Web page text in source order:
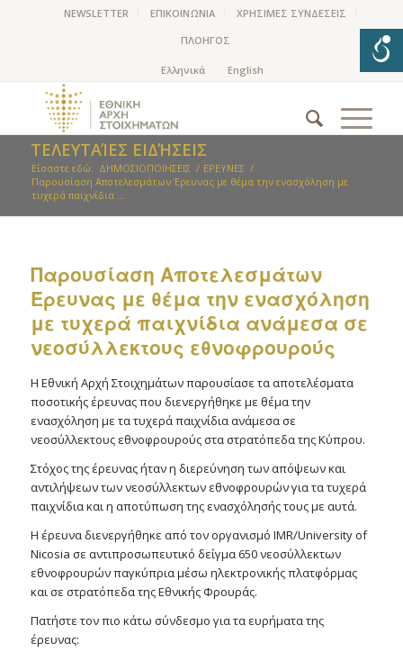
NEWSLETTER ΕΠΙΚΟΙΝΩΝΙΑ
ΧΡΗΣΙΜΕΣ ΣΥΝΔΕΣΕΙΣ
ΠΛΟΗΓΟΣ
ΤΕΛΕΥΤΑΊΕΣ ΕΙΔΉΣΕΙΣ
Είσαστε εδώ: ΔΗΜΟΣΙΟΠΟΙΗΣΕΙΣ / ΕΡΕΥΝΕΣ /
Παρουσίαση Αποτελεσμάτων Έρευνας με θέμα την ενασχόληση με
τυχερά παιχνίδια ...
Παρουσίαση Αποτελεσμάτων
Έρευνας με θέμα την ενασχόληση
με τυχερά παιχνίδια ανάμεσα σε
νεοσύλλεκτους εθνοφρουρούς
Η Εθνική Αρχή Στοιχημάτων παρουσίασε τα αποτελέσματα
ποσοτικής έρευνας που διενεργήθηκε με θέμα την
ενασχόληση με τα τυχερά παιχνίδια ανάμεσα σε
νεοσύλλεκτους εθνοφρουρούς στα στρατόπεδα της Κύπρου.
Στόχος της έρευνας ήταν η διερεύνηση των απόψεων και
αντιλήψεων των νεοσύλλεκτων εθνοφρουρών για τα τυχερά
παιχνίδια και η αποτύπωση της ενασχόλησής τους με αυτά.
Η έρευνα διενεργήθηκε από τον οργανισμό IMR/University of
Nicosia σε αντιπροσωπευτικό δείγμα 650 νεοσύλλεκτων
εθνοφρουρών παγκύπρια μέσω ηλεκτρονικής πλατφόρμας
και σε στρατόπεδα της Εθνικής Φρουράς.
Πατήστε τον πιο κάτω σύνδεσμο για τα ευρήματα της
έρευνας: